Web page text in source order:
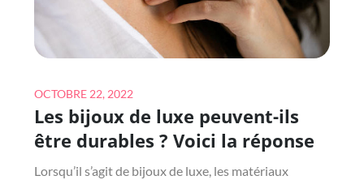
DE
GAMME
Posted
on
OCTOBRE 22, 2022
Les bijoux de luxe peuvent-ils
être durables ? Voici la réponse
Lorsqu’il s’agit de bijoux de luxe, les matériaux